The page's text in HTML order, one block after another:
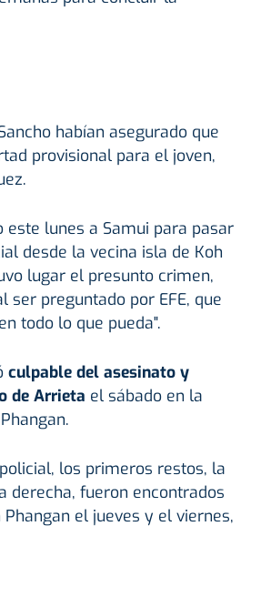
habían asegurado que
provisional para el joven,
lunes a Samui para pasar
desde la vecina isla de Koh
lugar el presunto crimen,
ser preguntado por EFE, que
todo lo que pueda".
culpable del asesinato y
de Arrieta el sábado en la
los primeros restos, la
derecha, fueron encontrados
el jueves y el viernes,